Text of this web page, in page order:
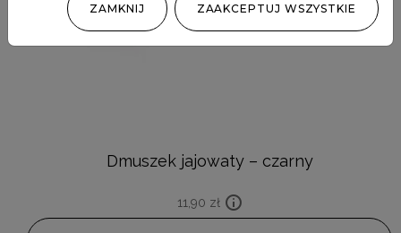
Dmuszek jajowaty – czarny
11,90 zł
ZAMKNIJ ZAAKCEPTUJ WSZYSTKIE